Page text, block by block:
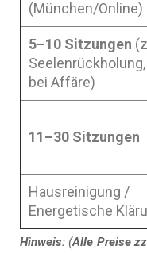
(München/Online)
5–10 Sitzungen
bei Affäre)
11–30 Sitzungen
Hausreinigung /
Energetische
Hinweis: (Alle Preise